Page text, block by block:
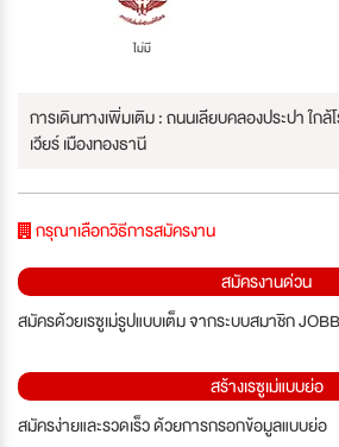
ไม่มี
การเดินทางเพิ่มเติม : ถนนเลียบคลองประปา ใกล้
เวียร์ เมืองทองธานี
กรุณาเลือกวิธีการสมัครงาน
สมัครงานด่วน
สมัครด้วยเรซูเม่รูปแบบเต็ม จากระบบสมาชิก
สร้างเรซูเม่แบบย่อ
สมัครง่ายและรวดเร็ว ด้วยการกรอกข้อมูลแบบย่อ